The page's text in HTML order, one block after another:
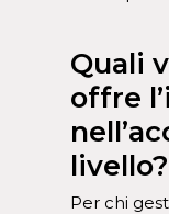
Quali
offre
livello?
Per chi